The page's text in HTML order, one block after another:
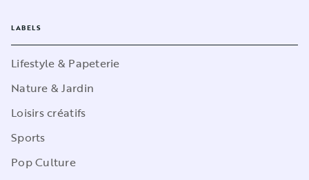
LABELS
Lifestyle & Papeterie
Nature & Jardin
Loisirs créatifs
Sports
Pop Culture